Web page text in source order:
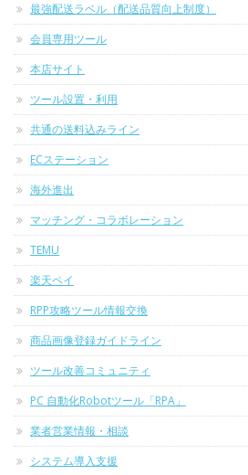
最強配送ラベル（配送品質向上制度）
会員専用ツール
本店サイト
ツール設置・利用
共通の送料込みライン
ECステーション
海外進出
マッチング・コラボレーション
TEMU
楽天ペイ
RPP攻略ツール情報交換
商品画像登録ガイドライン
ツール改善コミュニティ
PC 自動化Robotツール「RPA」
業者営業情報・相談
システム導入支援